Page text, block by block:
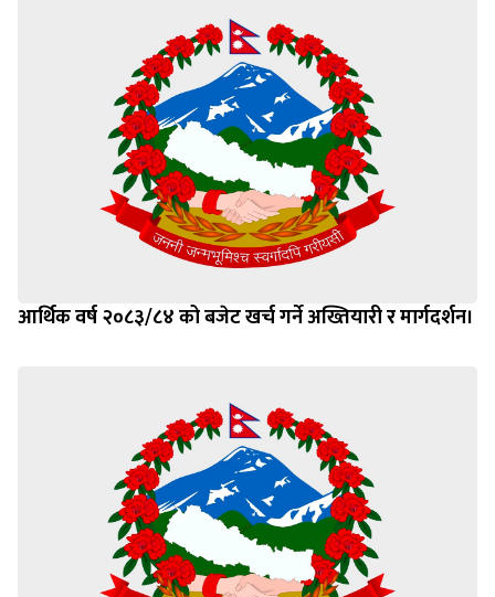
आर्थिक वर्ष २०८३/८४ को बजेट खर्च गर्ने अख्तियारी र मार्गदर्शन।